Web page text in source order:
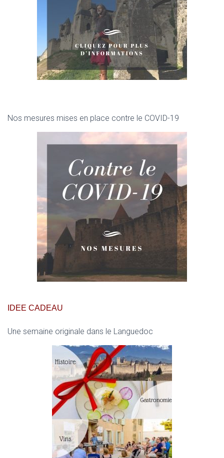
Nos mesures mises en place contre le COVID-19
IDEE CADEAU
Une semaine originale dans le Languedoc